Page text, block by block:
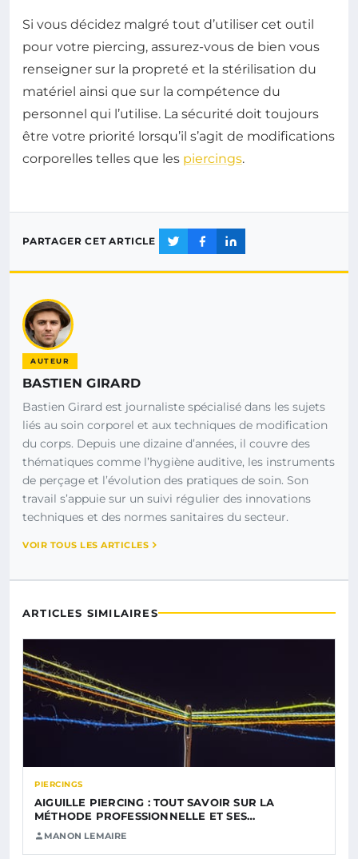
Si vous décidez malgré tout d’utiliser cet outil
pour votre piercing, assurez-vous de bien vous
renseigner sur la propreté et la stérilisation du
matériel ainsi que sur la compétence du
personnel qui l’utilise. La sécurité doit toujours
être votre priorité lorsqu’il s’agit de modifications
corporelles telles que les piercings.
PARTAGER CET ARTICLE
AUTEUR
BASTIEN GIRARD
Bastien Girard est journaliste spécialisé dans les sujets
liés au soin corporel et aux techniques de modification
du corps. Depuis une dizaine d’années, il couvre des
thématiques comme l’hygiène auditive, les instruments
de perçage et l’évolution des pratiques de soin. Son
travail s’appuie sur un suivi régulier des innovations
techniques et des normes sanitaires du secteur.
VOIR TOUS LES ARTICLES
ARTICLES SIMILAIRES
PIERCINGS
AIGUILLE PIERCING : TOUT SAVOIR SUR LA
MÉTHODE PROFESSIONNELLE ET SES…
MANON LEMAIRE